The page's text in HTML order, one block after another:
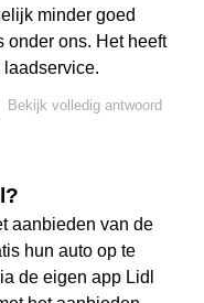
minder goed
onder ons. Het heeft
laadservice.
Bekijk volledig antwoord
aanbieden van de
hun auto op te
de eigen app Lidl